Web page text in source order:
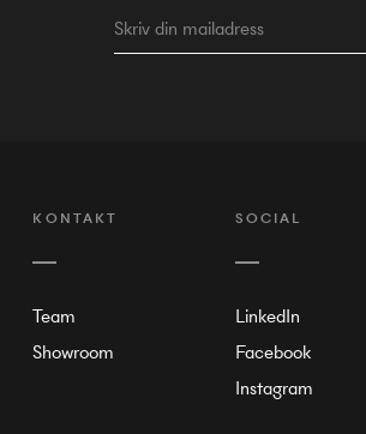
KONTAKT
Team
Showroom
SOCIAL
LinkedIn
Facebook
Instagram